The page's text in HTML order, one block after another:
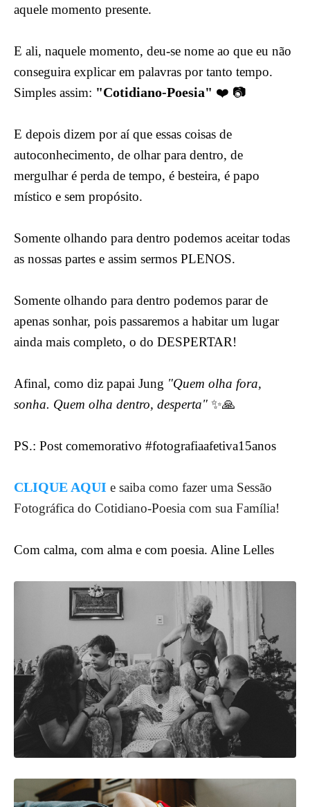
aquele momento presente.
E ali, naquele momento, deu-se nome ao que eu não
conseguira explicar em palavras por tanto tempo.
Simples assim: "Cotidiano-Poesia" ❤️ 📷
E depois dizem por aí que essas coisas de
autoconhecimento, de olhar para dentro, de
mergulhar é perda de tempo, é besteira, é papo
místico e sem propósito.
Somente olhando para dentro podemos aceitar todas
as nossas partes e assim sermos PLENOS.
Somente olhando para dentro podemos parar de
apenas sonhar, pois passaremos a habitar um lugar
ainda mais completo, o do DESPERTAR!
Afinal, como diz papai Jung "Quem olha fora,
sonha. Quem olha dentro, desperta" ✨🙏
PS.: Post comemorativo #fotografiaafetiva15anos
CLIQUE AQUI e saiba como fazer uma Sessão
Fotográfica do Cotidiano-Poesia com sua Família!
Com calma, com alma e com poesia. Aline Lelles